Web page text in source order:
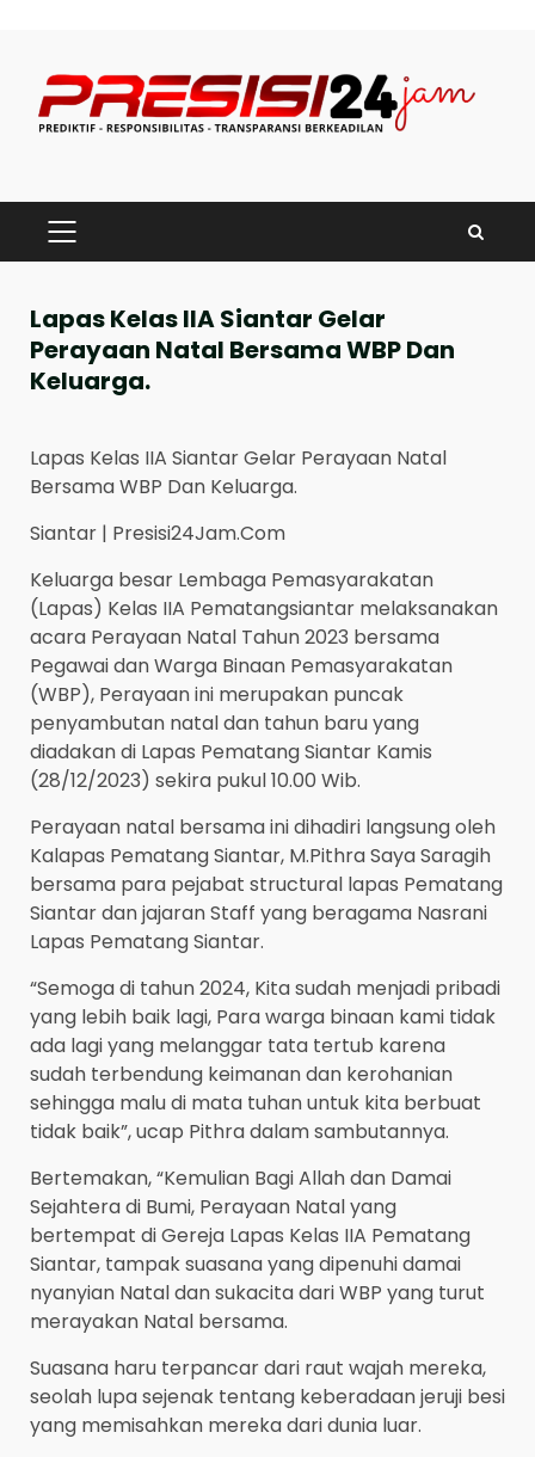
content
PRIMARY
MENU
Lapas Kelas IIA Siantar Gelar
Perayaan Natal Bersama WBP Dan
Keluarga.
Lapas Kelas IIA Siantar Gelar Perayaan Natal
Bersama WBP Dan Keluarga.
Siantar | Presisi24Jam.Com
Keluarga besar Lembaga Pemasyarakatan
(Lapas) Kelas IIA Pematangsiantar melaksanakan
acara Perayaan Natal Tahun 2023 bersama
Pegawai dan Warga Binaan Pemasyarakatan
(WBP), Perayaan ini merupakan puncak
penyambutan natal dan tahun baru yang
diadakan di Lapas Pematang Siantar Kamis
(28/12/2023) sekira pukul 10.00 Wib.
Perayaan natal bersama ini dihadiri langsung oleh
Kalapas Pematang Siantar, M.Pithra Saya Saragih
bersama para pejabat structural lapas Pematang
Siantar dan jajaran Staff yang beragama Nasrani
Lapas Pematang Siantar.
“Semoga di tahun 2024, Kita sudah menjadi pribadi
yang lebih baik lagi, Para warga binaan kami tidak
ada lagi yang melanggar tata tertub karena
sudah terbendung keimanan dan kerohanian
sehingga malu di mata tuhan untuk kita berbuat
tidak baik”, ucap Pithra dalam sambutannya.
Bertemakan, “Kemulian Bagi Allah dan Damai
Sejahtera di Bumi, Perayaan Natal yang
bertempat di Gereja Lapas Kelas IIA Pematang
Siantar, tampak suasana yang dipenuhi damai
nyanyian Natal dan sukacita dari WBP yang turut
merayakan Natal bersama.
Suasana haru terpancar dari raut wajah mereka,
seolah lupa sejenak tentang keberadaan jeruji besi
yang memisahkan mereka dari dunia luar.